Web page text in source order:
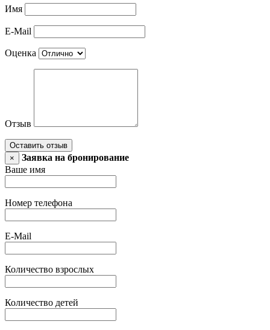
Имя
E-Mail
Оценка
Отзыв
Оставить отзыв
×
Заявка на бронирование
Ваше имя
Номер телефона
E-Mail
Количество взрослых
Количество детей